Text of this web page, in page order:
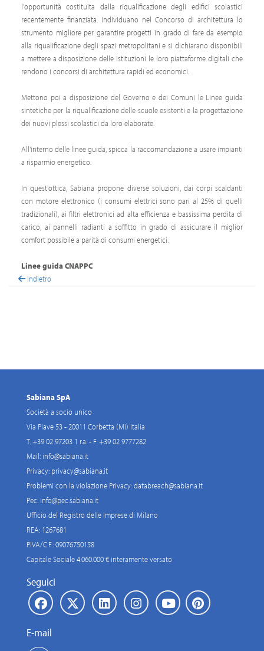
l'opportunità costituita dalla riqualificazione degli edifici scolastici
recentemente finanziata. Individuano nel Concorso di architettura lo
strumento migliore per garantire progetti in grado di fare da esempio
alla riqualificazione degli spazi metropolitani e si dichiarano disponibili
a mettere a disposizione delle istituzioni le loro piattaforme digitali che
rendono i concorsi di architettura rapidi ed economici.
Mettono poi a disposizione del Governo e dei Comuni le Linee guida
sintetiche per la riqualificazione delle scuole esistenti e la progettazione
dei nuovi plessi scolastici da loro elaborate.
All'interno delle linee guida, spicca la raccomandazione a usare impianti
a risparmio energetico.
In quest'ottica, Sabiana propone diverse soluzioni, dai corpi scaldanti
con motore elettronico (i consumi elettrici sono pari al 25% di quelli
tradizionali), ai filtri elettronici ad alta efficienza e bassissima perdita di
carico, ai pannelli radianti a soffitto in grado di assicurare il miglior
comfort possibile a parità di consumi energetici.
Linee guida CNAPPC
Indietro
Sabiana SpA
Società a socio unico
Via Piave 53 - 20011 Corbetta (MI) Italia
T. +39 02 97203 1 r.a. - F. +39 02 9777282
Mail: info@sabiana.it
Privacy: privacy@sabiana.it
Problemi con la violazione Privacy:databreach@sabiana.it
Pec: info@pec.sabiana.it
Ufficio del Registro delle Imprese di Milano
REA: 1267681
P.IVA/C.F.: 09076750158
Capitale Sociale 4.060.000 € interamente versato
Seguici
E-mail